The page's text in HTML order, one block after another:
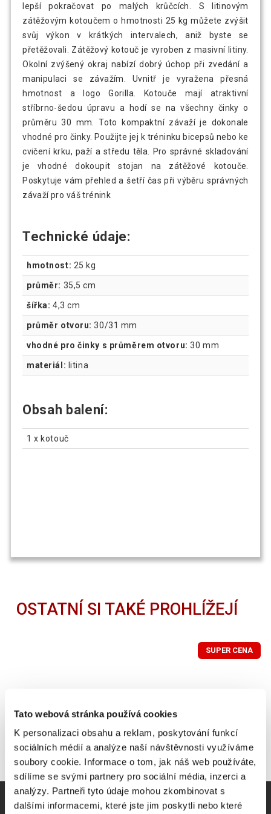
Tato webová stránka používá cookies
K personalizaci obsahu a reklam, poskytování funkcí
sociálních médií a analýze naší návštěvnosti využíváme
soubory cookie. Informace o tom, jak náš web používáte,
sdílíme se svými partnery pro sociální média, inzerci a
analýzy. Partneři tyto údaje mohou zkombinovat s
dalšími informacemi, které jste jim poskytli nebo které
Gorilla Sports Litinový zátěžový kotouč,
329 Kč
Gorilla Sports Sada litinových kotoučů
4 x 2,5 kg + 4 x 5 kg
2 297 Kč
lepší pokračovat po malých krůčcích. S litinovým
zátěžovým kotoučem o hmotnosti 25 kg můžete zvýšit
svůj výkon v krátkých intervalech, aniž byste se
přetěžovali. Zátěžový kotouč je vyroben z masivní litiny.
Okolní zvýšený okraj nabízí dobrý úchop při zvedání a
manipulaci se závažím. Uvnitř je vyražena přesná
hmotnost a logo Gorilla. Kotouče mají atraktivní
stříbrno-šedou úpravu a hodí se na všechny činky o
průměru 30 mm. Toto kompaktní závaží je dokonale
vhodné pro činky. Použijte jej k tréninku bicepsů nebo ke
cvičení krku, paží a středu těla. Pro správné skladování
je vhodné dokoupit stojan na zátěžové kotouče.
Poskytuje vám přehled a šetří čas při výběru správných
závaží pro váš trénink
Technické údaje:
hmotnost: 25 kg
průměr: 35,5 cm
šířka: 4,3 cm
průměr otvoru: 30/31 mm
vhodné pro činky s průměrem otvoru: 30 mm
materiál: litina
Obsah balení:
1 x kotouč
OSTATNÍ SI TAKÉ PROHLÍŽEJÍ
SUPER CENA